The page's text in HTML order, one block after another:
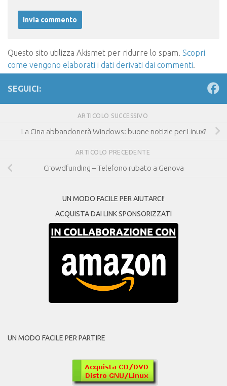
Questo sito utilizza Akismet per ridurre lo spam. Scopri
come vengono elaborati i dati derivati dai commenti
SEGUICI:
ARTICOLO SUCCESSIVO
La Cina abbandonerà Windows: buone notizie per Linux?
ARTICOLO PRECEDENTE
Crowdfunding – Telefono rubato a Genova
UN MODO FACILE PER AIUTARCI!
ACQUISTA DAI LINK SPONSORIZZATI
UN MODO FACILE PER PARTIRE